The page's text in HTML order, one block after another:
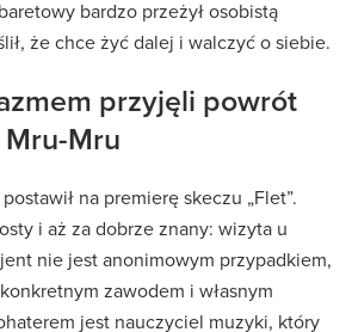
bardzo przeżył osobistą
że chce żyć dalej i walczyć o siebie.
przyjęli powrót
Mru
na premierę skeczu „Flet”.
i aż za dobrze znany: wizyta u
nie jest anonimowym przypadkiem,
zawodem i własnym
jest nauczyciel muzyki, który